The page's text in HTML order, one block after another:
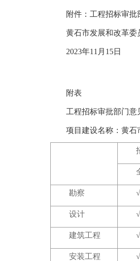
附件：工程招标审批
黄石市发展和改革委
2023年11月15日
附表
工程招标审批部门意
项目建设名称：黄石
勘察 √
设计 √
建筑工程 √
安装工程 √